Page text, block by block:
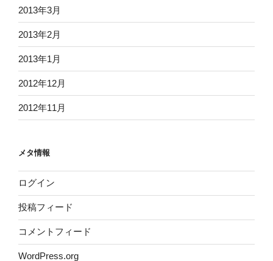
2013年3月
2013年2月
2013年1月
2012年12月
2012年11月
メタ情報
ログイン
投稿フィード
コメントフィード
WordPress.org